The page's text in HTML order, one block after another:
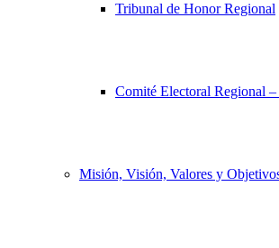
Tribunal de Honor Regional
Comité Electoral Regional –
Misión, Visión, Valores y